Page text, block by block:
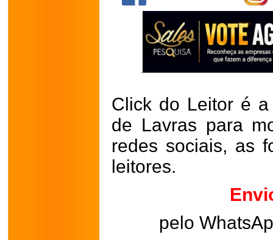
Click do Leitor é
de Lavras para
redes sociais, as
leitores.
pelo